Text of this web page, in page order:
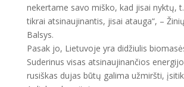
nekertame savo miško, kad jisai nyktų,
tikrai atsinaujinantis, jisai atauga“, –
Balsys.
Pasak jo, Lietuvoje yra didžiulis
Suderinus visas atsinaujinančios
rusiškas dujas būtų galima užmiršti,